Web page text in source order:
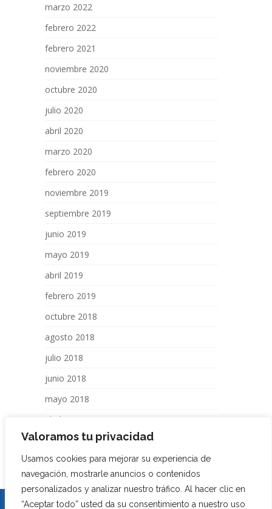
Valoramos tu privacidad
Usamos cookies para mejorar su experiencia de
navegación, mostrarle anuncios o contenidos
personalizados y analizar nuestro tráfico. Al hacer clic en
“Aceptar todo” usted da su consentimiento a nuestro uso
marzo 2022
febrero 2022
febrero 2021
noviembre 2020
octubre 2020
julio 2020
abril 2020
marzo 2020
febrero 2020
noviembre 2019
septiembre 2019
junio 2019
mayo 2019
abril 2019
febrero 2019
octubre 2018
agosto 2018
julio 2018
junio 2018
mayo 2018
abril 2018
marzo 2018
febrero 2018
El Trading en el mercado de divisas o derivados financieros supone un alto nivel de
riesgo y puede no ser adecuado para todos, no invierta capital que no pueda